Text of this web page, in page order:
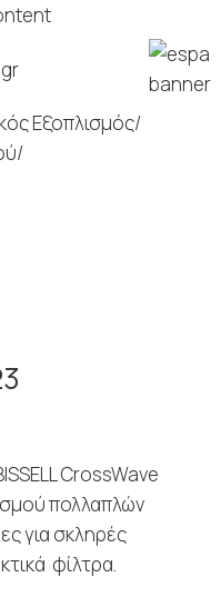
Εξοπλισμός/
/
CrossWave
πολλαπλών
για σκληρές
φίλτρα.